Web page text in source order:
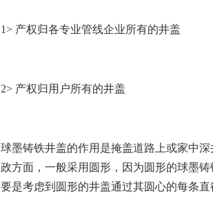
1> 产权归各专业管线企业所有的井盖
2> 产权归用户所有的井盖
球墨铸铁井盖的作用是掩盖道路上或家中
政方面，一般采用圆形，因为圆形的球墨
要是考虑到圆形的井盖通过其圆心的每条